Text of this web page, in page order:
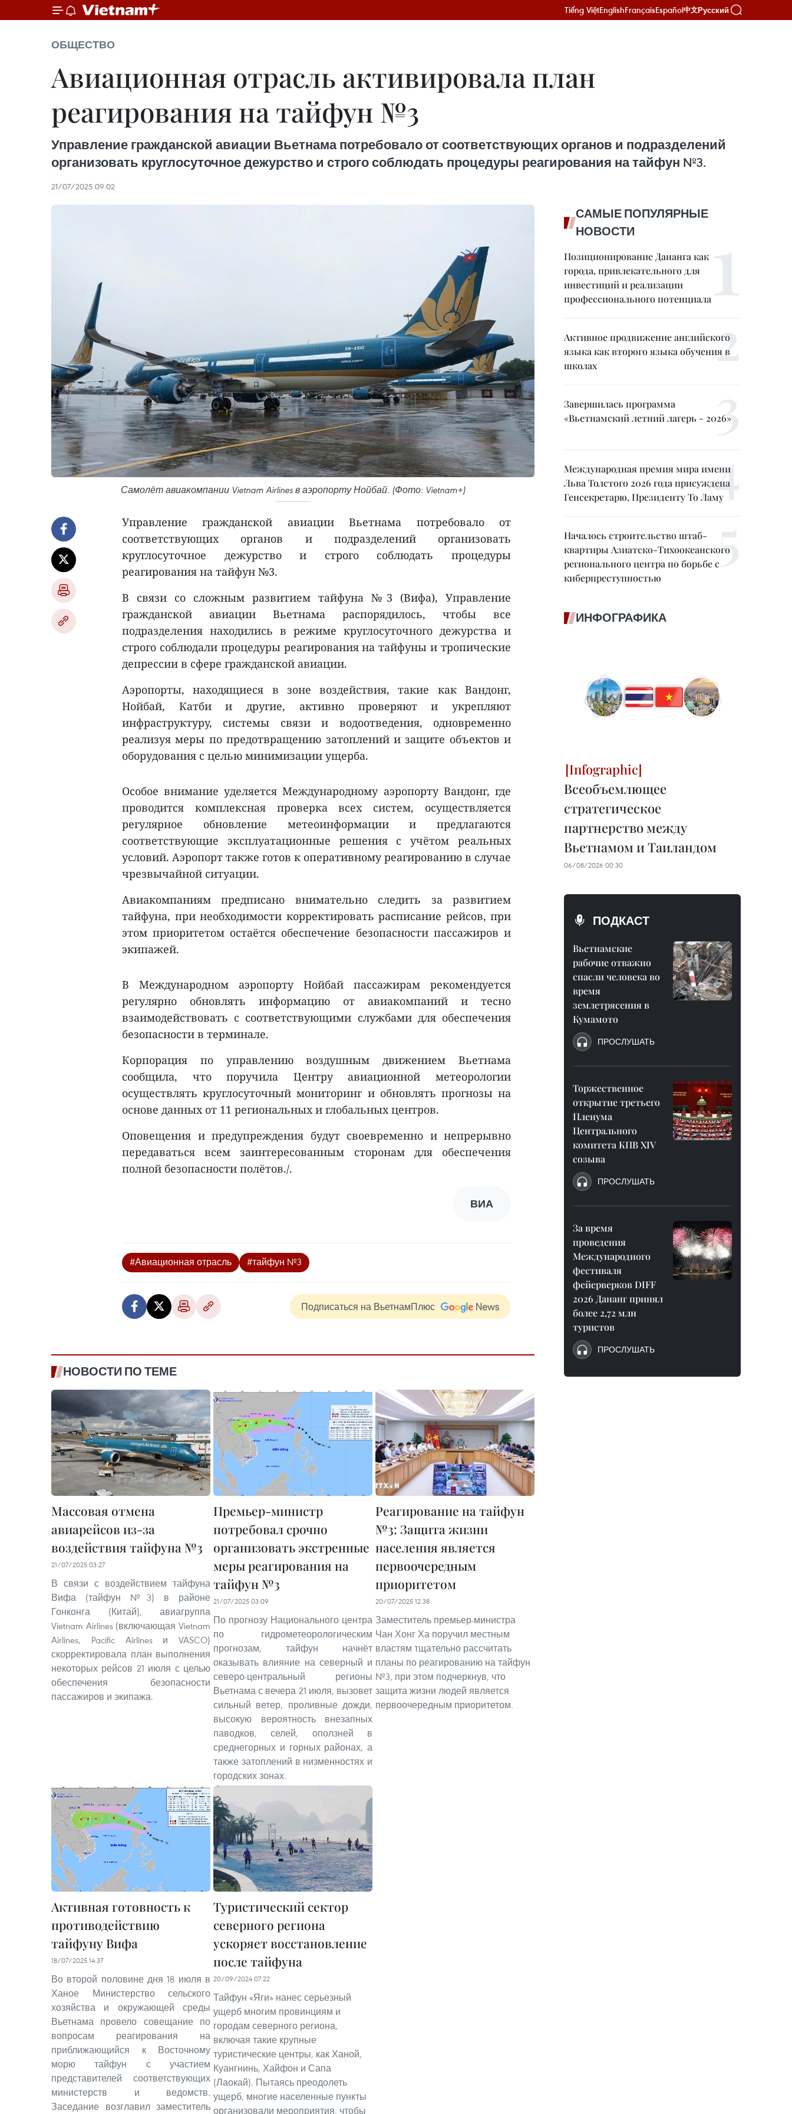
Tiếng ViệtEnglishFrançaisEspañol中文Русский
ОБЩЕСТВО
Авиационная отрасль активировала план
реагирования на тайфун №3
Управление гражданской авиации Вьетнама потребовало от соответствующих органов и подразделений
организовать круглосуточное дежурство и строго соблюдать процедуры реагирования на тайфун №3.
21/07/2025 09:02
Самолёт авиакомпании Vietnam Airlines в аэропорту Нойбай. (Фото: Vietnam+)
Управление гражданской авиации Вьетнама потребовало от
соответствующих органов и подразделений организовать
круглосуточное дежурство и строго соблюдать процедуры
реагирования на тайфун №3.
В связи со сложным развитием тайфуна №3 (Вифа), Управление
гражданской авиации Вьетнама распорядилось, чтобы все
подразделения находились в режиме круглосуточного дежурства и
строго соблюдали процедуры реагирования на тайфуны и тропические
депрессии в сфере гражданской авиации.
Аэропорты, находящиеся в зоне воздействия, такие как Вандонг,
Нойбай, Катби и другие, активно проверяют и укрепляют
инфраструктуру, системы связи и водоотведения, одновременно
реализуя меры по предотвращению затоплений и защите объектов и
оборудования с целью минимизации ущерба.
Особое внимание уделяется Международному аэропорту Вандонг, где
проводится комплексная проверка всех систем, осуществляется
регулярное обновление метеоинформации и предлагаются
соответствующие эксплуатационные решения с учётом реальных
условий. Аэропорт также готов к оперативному реагированию в случае
чрезвычайной ситуации.
Авиакомпаниям предписано внимательно следить за развитием
тайфуна, при необходимости корректировать расписание рейсов, при
этом приоритетом остаётся обеспечение безопасности пассажиров и
экипажей.
В Международном аэропорту Нойбай пассажирам рекомендуется
регулярно обновлять информацию от авиакомпаний и тесно
взаимодействовать с соответствующими службами для обеспечения
безопасности в терминале.
Корпорация по управлению воздушным движением Вьетнама
сообщила, что поручила Центру авиационной метеорологии
осуществлять круглосуточный мониторинг и обновлять прогнозы на
основе данных от 11 региональных и глобальных центров.
Оповещения и предупреждения будут своевременно и непрерывно
передаваться всем заинтересованным сторонам для обеспечения
полной безопасности полётов./.
ВИА
#Авиационная отрасль #тайфун №3
Подписаться на ВьетнамПлюс
НОВОСТИ ПО ТЕМЕ
Массовая отмена
авиарейсов из-за
воздействия тайфуна №3
21/07/2025 03:27
В связи с воздействием тайфуна
Вифа (тайфун №3) в районе
Гонконга (Китай), авиагруппа
Vietnam Airlines (включающая Vietnam
Airlines, Pacific Airlines и VASCO)
скорректировала план выполнения
некоторых рейсов 21 июля с целью
обеспечения безопасности
пассажиров и экипажа.
Премьер-министр
потребовал срочно
организовать экстренные
меры реагирования на
тайфун №3
21/07/2025 03:09
По прогнозу Национального центра
по гидрометеорологическим
прогнозам, тайфун начнёт
оказывать влияние на северный и
северо-центральный регионы
Вьетнама с вечера 21 июля, вызовет
сильный ветер, проливные дожди,
высокую вероятность внезапных
паводков, селей, оползней в
среднегорных и горных районах, а
также затоплений в низменностях и
городских зонах.
Реагирование на тайфун
№3: Защита жизни
населения является
первоочередным
приоритетом
20/07/2025 12:38
Заместитель премьер-министра
Чан Хонг Ха поручил местным
властям тщательно рассчитать
планы по реагированию на тайфун
№3, при этом подчеркнув, что
защита жизни людей является
первоочередным приоритетом.
Активная готовность к
противодействию
тайфуну Вифа
18/07/2025 14:37
Во второй половине дня 18 июля в
Ханое Министерство сельского
хозяйства и окружающей среды
Вьетнама провело совещание по
вопросам реагирования на
приближающийся к Восточному
морю тайфун с участием
представителей соответствующих
министерств и ведомств.
Заседание возглавил заместитель
Туристический сектор
северного региона
ускоряет восстановление
после тайфуна
20/09/2024 07:22
Тайфун «Яги» нанес серьезный
ущерб многим провинциям и
городам северного региона,
включая такие крупные
туристические центры, как Ханой,
Куангнинь, Хайфон и Сапа
(Лаокай). Пытаясь преодолеть
ущерб, многие населенные пункты
организовали мероприятия, чтобы
САМЫЕ ПОПУЛЯРНЫЕ
НОВОСТИ
Позиционирование Дананга как
города, привлекательного для
инвестиций и реализации
профессионального потенциала
Активное продвижение английского
языка как второго языка обучения в
школах
Завершилась программа
«Вьетнамский летний лагерь - 2026»
Международная премия мира имени
Льва Толстого 2026 года присуждена
Генсекретарю, Президенту То Ламу
Началось строительство штаб-
квартиры Азиатско-Тихоокеанского
регионального центра по борьбе с
киберпреступностью
ИНФОГРАФИКА
Всеобъемлющее
стратегическое
партнерство между
Вьетнамом и Таиландом
06/08/2026 00:30
ПОДКАСТ
Вьетнамские
рабочие отважно
спасли человека во
время
землетрясения в
Кумамото
ПРОСЛУШАТЬ
Торжественное
открытие третьего
Пленума
Центрального
комитета КПВ XIV
созыва
ПРОСЛУШАТЬ
За время
проведения
Международного
фестиваля
фейерверков DIFF
2026 Дананг принял
более 2,72 млн
туристов
ПРОСЛУШАТЬ